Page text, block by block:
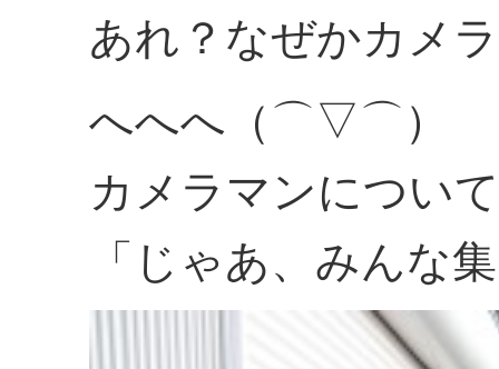
あれ？なぜかカメ
へへへ（⌒▽⌒）
カメラマンについ
「じゃあ、みんな